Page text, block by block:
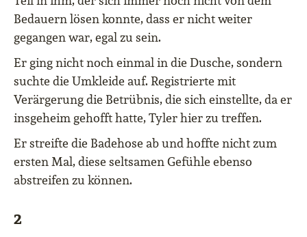
Bedauern lösen konnte, dass er nicht weiter
gegangen war, egal zu sein.
Er ging nicht noch einmal in die Dusche, sondern
suchte die Umkleide auf. Registrierte mit
Verärgerung die Betrübnis, die sich einstellte, da er
insgeheim gehofft hatte, Tyler hier zu treffen.
Er streifte die Badehose ab und hoffte nicht zum
ersten Mal, diese seltsamen Gefühle ebenso
abstreifen zu können.
2